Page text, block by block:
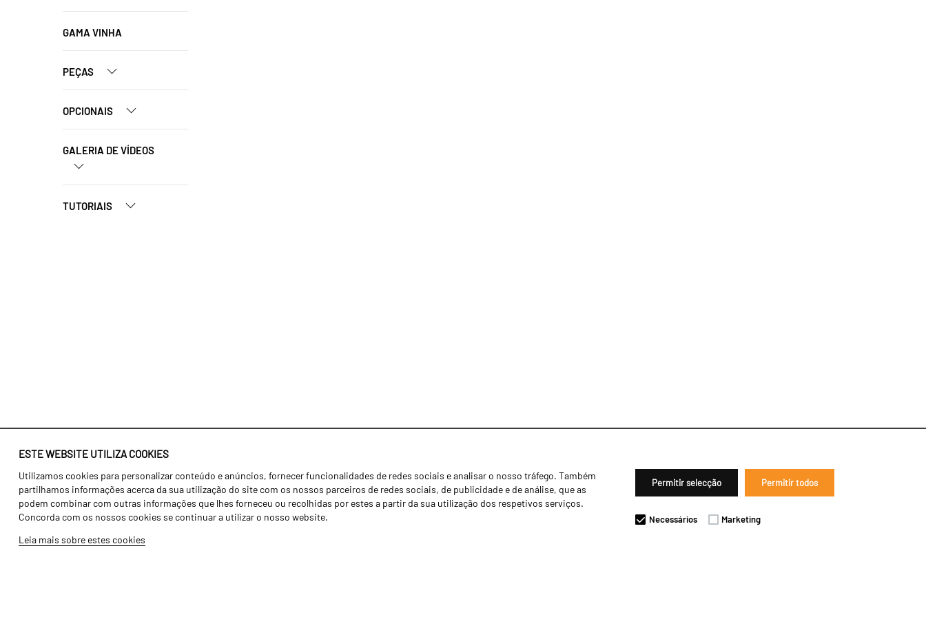
ESTE WEBSITE UTILIZA COOKIES
Utilizamos cookies para personalizar conteúdo e anúncios, fornecer funcionalidades de redes sociais e analisar o nosso tráfego. Também
partilhamos informações acerca da sua utilização do site com os nossos parceiros de redes sociais, de publicidade e de análise, que as
podem combinar com outras informações que lhes forneceu ou recolhidas por estes a partir da sua utilização dos respetivos serviços.
Concorda com os nossos cookies se continuar a utilizar o nosso website.
Leia mais sobre estes cookies
Permitir selecção Permitir todos
Necessários Marketing
GAMA VINHA
PEÇAS
OPCIONAIS
GALERIA DE VÍDEOS
TUTORIAIS
Identidade
História
Fábrica / Produção
Recursos Humanos
Agricultura
Transportes
Gama Floresta
Notícias
Concessionários